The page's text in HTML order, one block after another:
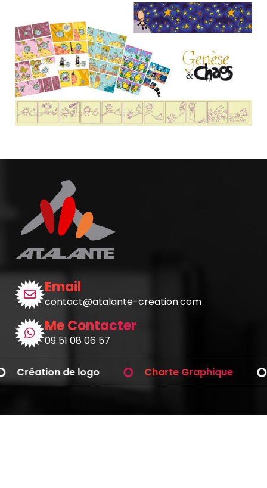
Email
contact@atalante-creation.com
Me Contacter
09 51 08 06 57
Création de logo Charte Graphique